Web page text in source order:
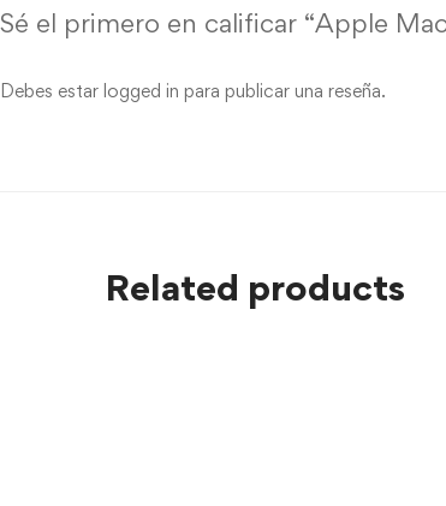
Sé el primero en calificar “Apple
Debes estar logged in para publicar una reseña.
Related products